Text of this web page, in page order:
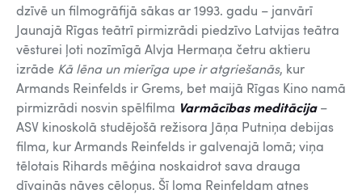
dzīvē un filmogrāfijā sākas ar 1993. gadu – janvārī
Jaunajā Rīgas teātrī pirmizrādi piedzīvo Latvijas teātra
vēsturei ļoti nozīmīgā Alvja Hermaņa četru aktieru
izrāde Kā lēna un mierīga upe ir atgriešanās, kur
Armands Reinfelds ir Grems, bet maijā Rīgas Kino namā
pirmizrādi nosvin spēlfilma Varmācības meditācija–
ASV kinoskolā studējošā režisora Jāņa Putniņa debijas
filma, kur Armands Reinfelds ir galvenajā lomā; viņa
tēlotais Rihards mēģina noskaidrot sava drauga
dīvainās nāves cēloņus. Šī loma Reinfeldam atnes